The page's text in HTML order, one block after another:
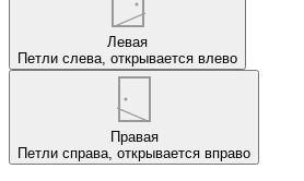
Левая
Петли слева, открывается влево
Правая
Петли справа, открывается вправо